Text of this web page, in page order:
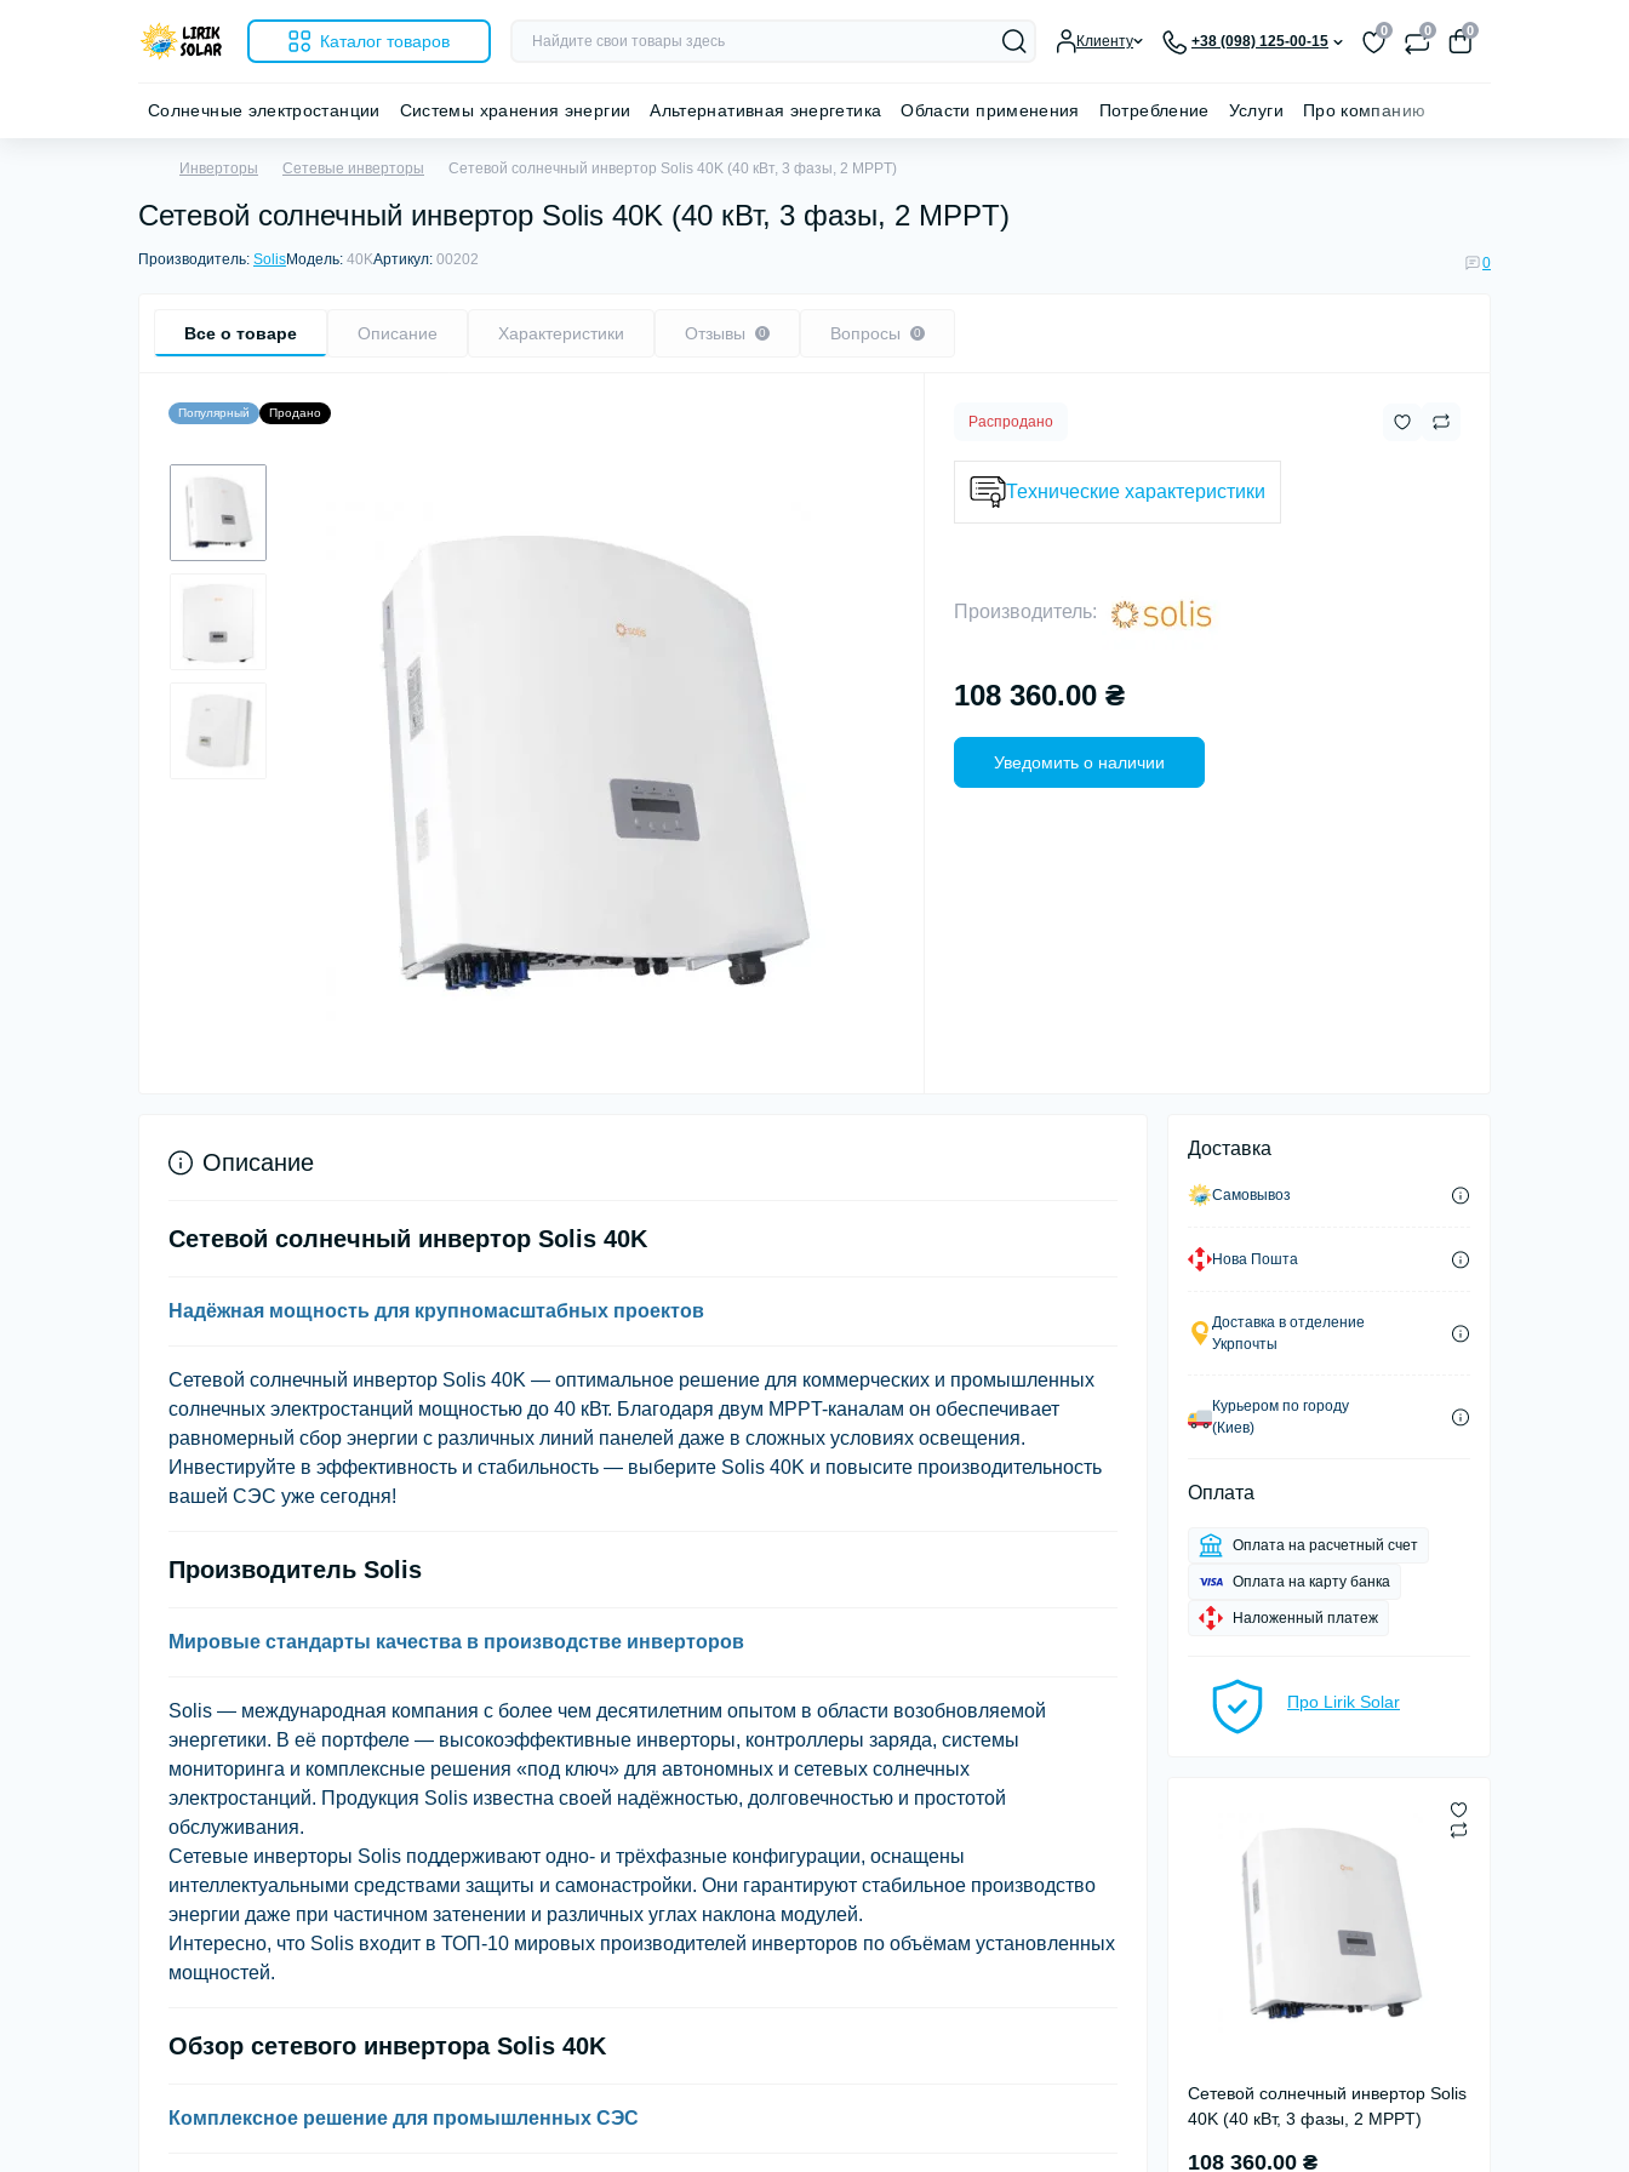
Каталог товаров Клиенту +38 (098) 125-00-15
0 0 0
Солнечные электростанции Системы хранения энергии Альтернативная энергетика Области применения Потребление Услуги Про компанию
Инверторы Сетевые инверторы Сетевой солнечный инвертор Solis 40K (40 кВт, 3 фазы, 2 MPPT)
Сетевой солнечный инвертор Solis 40K (40 кВт, 3 фазы, 2 MPPT)
Производитель: SolisМодель: 40KАртикул: 00202 0
Все о товаре Описание Характеристики Отзывы 0 Вопросы 0
Популярный Продано
Распродано
Технические характеристики
Производитель:
108 360.00 ₴
Уведомить о наличии
Доставка
Самовывоз
Нова Пошта
Доставка в отделение
Укрпочты
Курьером по городу
(Киев)
Оплата
Оплата на расчетный счет
Оплата на карту банка
Наложенный платеж
Про Lirik Solar
Сетевой солнечный инвертор Solis
40K (40 кВт, 3 фазы, 2 MPPT)
108 360.00 ₴
Описание
Сетевой солнечный инвертор Solis 40K
Надёжная мощность для крупномасштабных проектов
Сетевой солнечный инвертор Solis 40K — оптимальное решение для коммерческих и промышленных
солнечных электростанций мощностью до 40 кВт. Благодаря двум MPPT-каналам он обеспечивает
равномерный сбор энергии с различных линий панелей даже в сложных условиях освещения.
Инвестируйте в эффективность и стабильность — выберите Solis 40K и повысите производительность
вашей СЭС уже сегодня!
Производитель Solis
Мировые стандарты качества в производстве инверторов
Solis — международная компания с более чем десятилетним опытом в области возобновляемой
энергетики. В её портфеле — высокоэффективные инверторы, контроллеры заряда, системы
мониторинга и комплексные решения «под ключ» для автономных и сетевых солнечных
электростанций. Продукция Solis известна своей надёжностью, долговечностью и простотой
обслуживания.
Сетевые инверторы Solis поддерживают одно- и трёхфазные конфигурации, оснащены
интеллектуальными средствами защиты и самонастройки. Они гарантируют стабильное производство
энергии даже при частичном затенении и различных углах наклона модулей.
Интересно, что Solis входит в ТОП-10 мировых производителей инверторов по объёмам установленных
мощностей.
Обзор сетевого инвертора Solis 40K
Комплексное решение для промышленных СЭС